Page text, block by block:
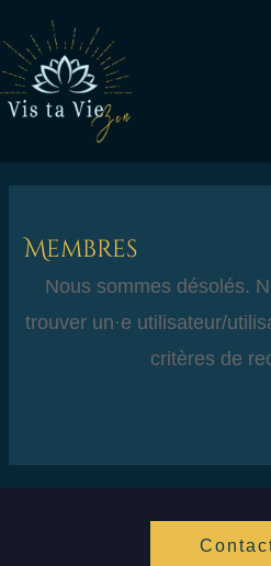
au
contenu
Membres
Nous sommes désolés.
trouver un·e utilisateur/
critères de